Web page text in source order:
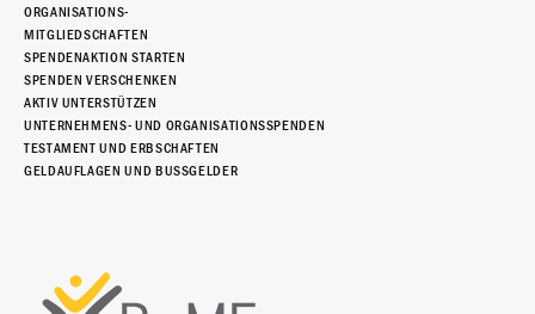
ORGANISATIONS-
MITGLIEDSCHAFTEN
SPENDENAKTION STARTEN
SPENDEN VERSCHENKEN
AKTIV UNTERSTÜTZEN
UNTERNEHMENS- UND ORGANISATIONSSPENDEN
TESTAMENT UND ERBSCHAFTEN
GELDAUFLAGEN UND BUSSGELDER